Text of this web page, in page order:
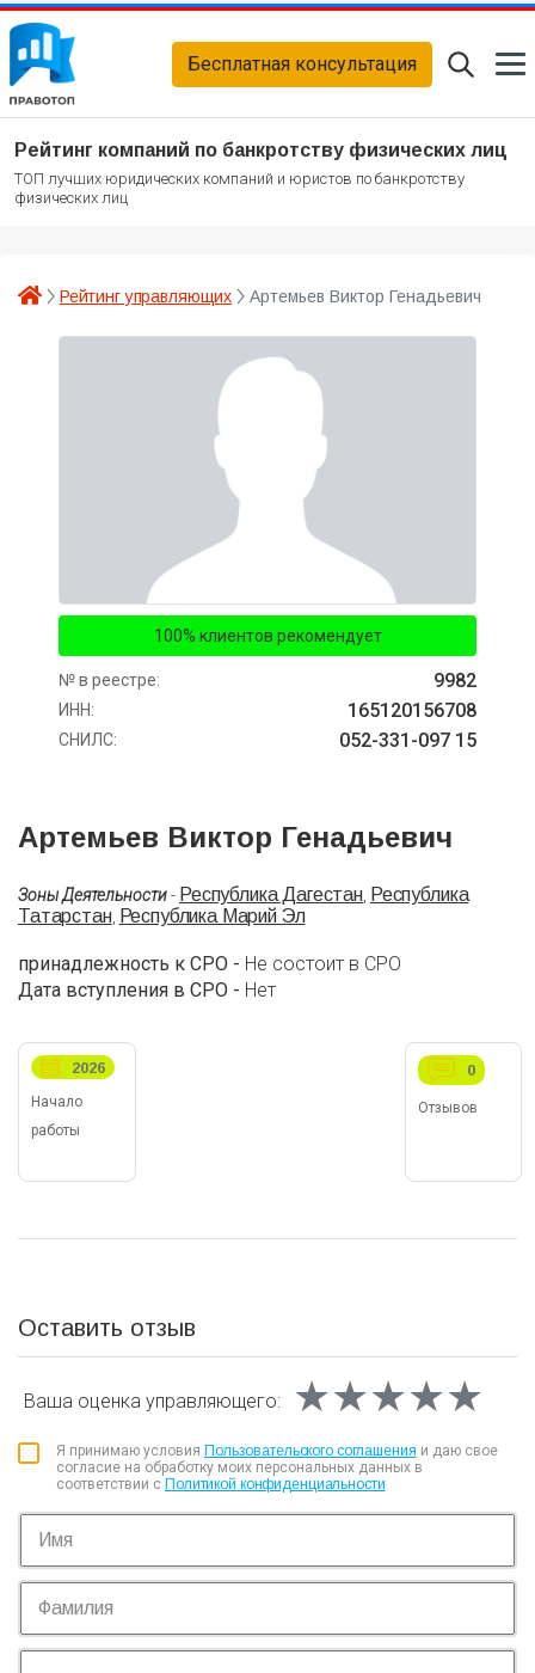
Бесплатная консультация
Рейтинг компаний по банкротству физических лиц
ТОП лучших юридических компаний и юристов по банкротству
физических лиц
Рейтинг управляющих Артемьев Виктор Генадьевич
100% клиентов рекомендует
№ в реестре: 9982
ИНН: 165120156708
СНИЛС: 052-331-097 15
Артемьев Виктор Генадьевич
Зоны Деятельности- Республика Дагестан, Республика
Татарстан, Республика Марий Эл
принадлежность к СРО - Не состоит в СРО
Дата вступления в СРО - Нет
Начало
работы
2026
Отзывов
0
Оставить отзыв
Ваша оценка управляющего: ★★★★★
★★★★★
★★★★★
Я принимаю условия Пользовательского соглашения и даю свое
согласие на обработку моих персональных данных в
соответствии с Политикой конфиденциальности